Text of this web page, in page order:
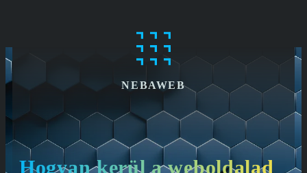
NEBAWEB
Hogyan kerül a weboldalad